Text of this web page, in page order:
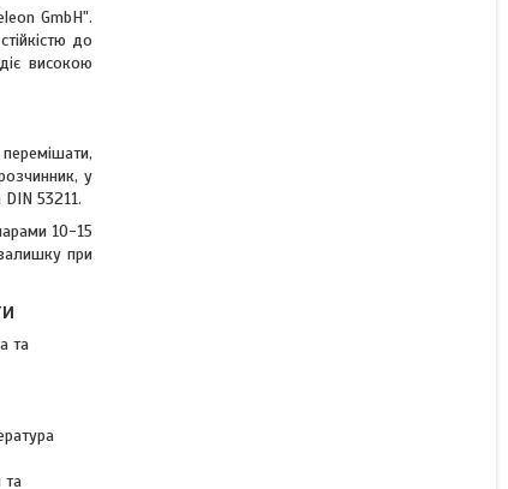
GmbH".
до
високою
у
53211.
10-15
при
та
та